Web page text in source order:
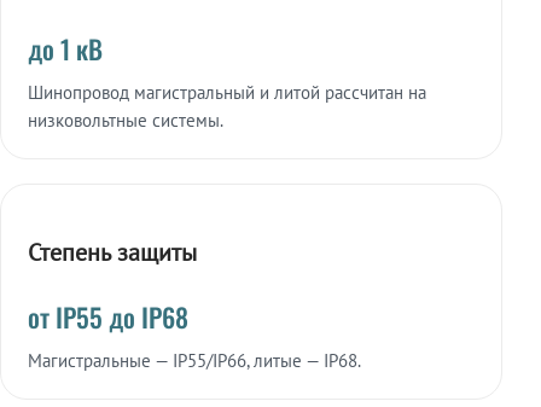
до 1 кВ
Шинопровод магистральный и литой рассчитан на
низковольтные системы.
Степень защиты
от IP55 до IP68
Магистральные — IP55/IP66, литые — IP68.